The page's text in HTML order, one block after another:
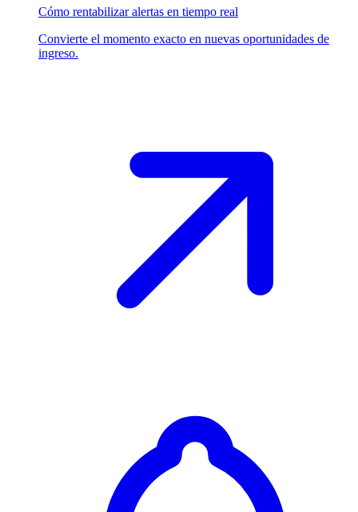
Cómo rentabilizar alertas en tiempo real
Convierte el momento exacto en nuevas oportunidades de
ingreso.